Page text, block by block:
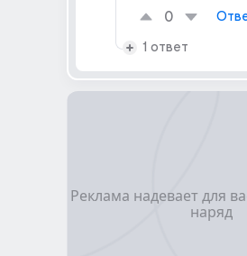
0
1 ответ